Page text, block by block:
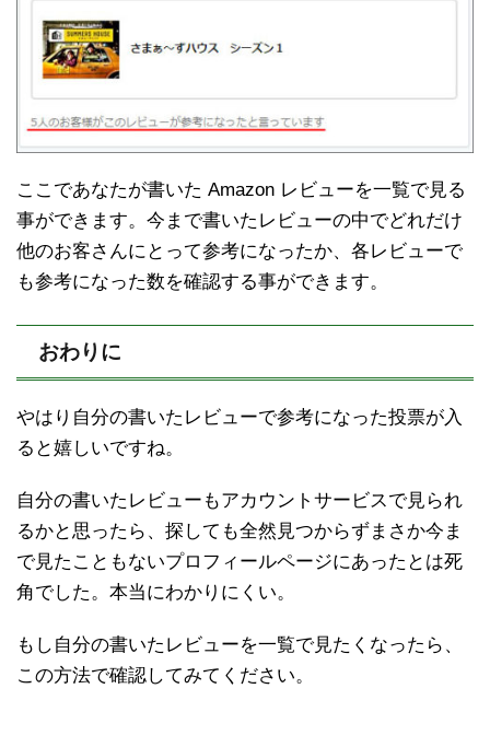
ここであなたが書いた Amazon レビューを一覧で見る
事ができます。今まで書いたレビューの中でどれだけ
他のお客さんにとって参考になったか、各レビューで
も参考になった数を確認する事ができます。
おわりに
やはり自分の書いたレビューで参考になった投票が入
ると嬉しいですね。
自分の書いたレビューもアカウントサービスで見られ
るかと思ったら、探しても全然見つからずまさか今ま
で見たこともないプロフィールページにあったとは死
角でした。本当にわかりにくい。
もし自分の書いたレビューを一覧で見たくなったら、
この方法で確認してみてください。